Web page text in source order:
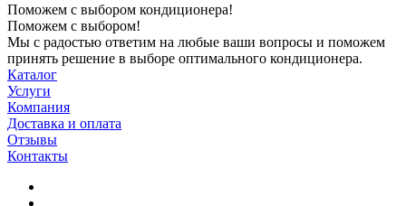
Поможем с выбором кондиционера!
Поможем с выбором!
Мы с радостью ответим на любые ваши вопросы и поможем
принять решение в выборе оптимального кондиционера.
Каталог
Услуги
Компания
Доставка и оплата
Отзывы
Контакты